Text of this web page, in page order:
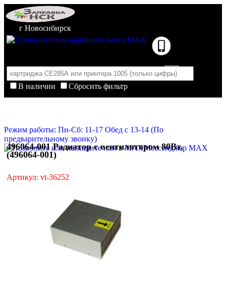
г Новосибирск
В наличии
Сбросить фильтр
Корзина пуста
Режим работы: Пн-Сб: 11-17 Обед с 13-14 (По
предварительному звонку)
Мессенджер MAX
496064-001 Радиатор с вентилятором 80Вт,
(496064-001)
Артикул: vt-36252